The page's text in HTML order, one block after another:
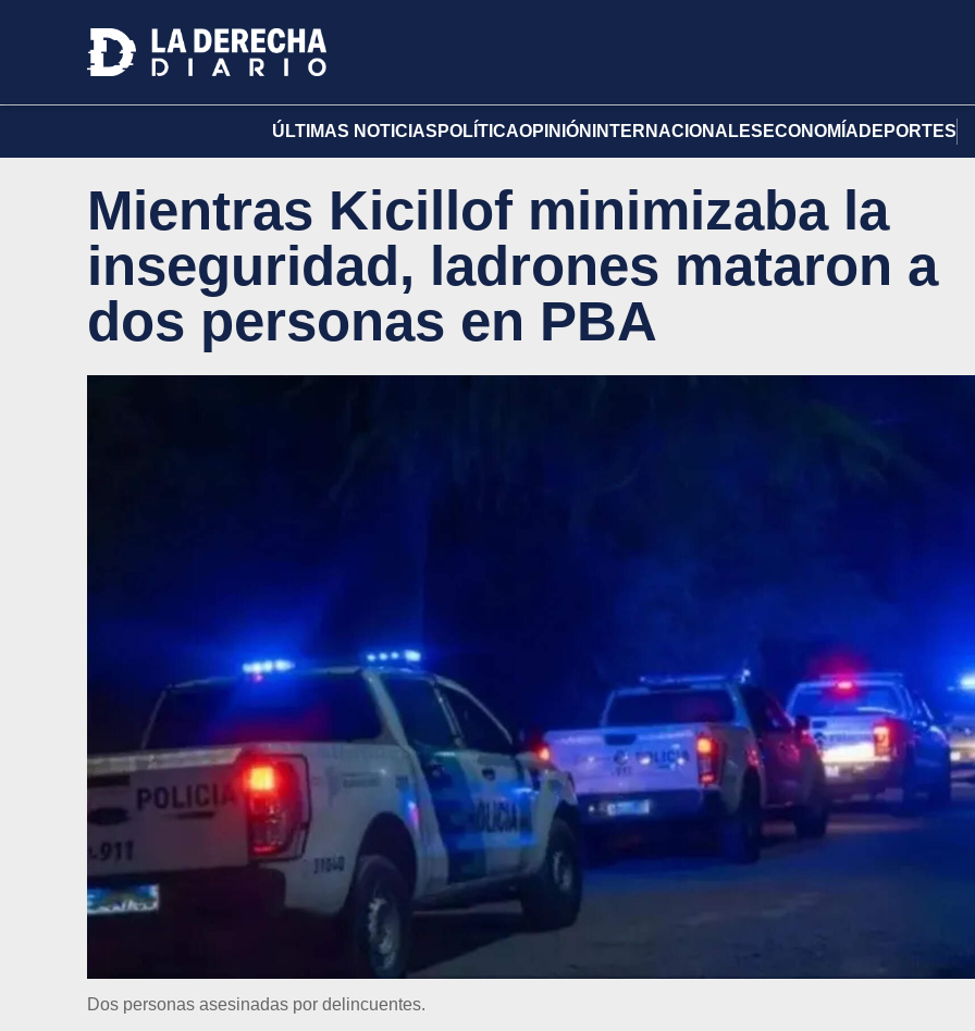
ÚLTIMAS NOTICIAS POLÍTICAOPINIÓN INTERNACIONALES ECONOMÍA DEPORTES
Mientras Kicillof minimizaba la
inseguridad, ladrones mataron a
dos personas en PBA
Dos personas asesinadas por delincuentes.